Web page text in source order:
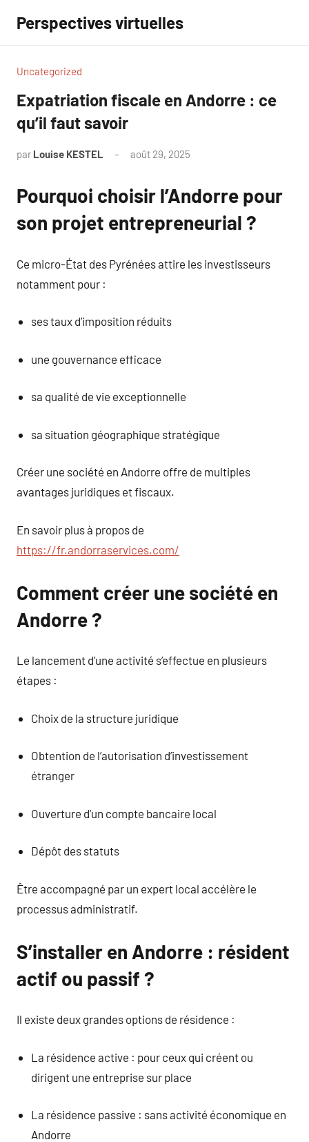
contenu
Perspectives virtuelles
Uncategorized
Expatriation fiscale en Andorre : ce
qu’il faut savoir
par Louise KESTEL août 29, 2025
Pourquoi choisir l’Andorre pour
son projet entrepreneurial ?
Ce micro-État des Pyrénées attire les investisseurs
notamment pour :
ses taux d’imposition réduits
une gouvernance efficace
sa qualité de vie exceptionnelle
sa situation géographique stratégique
Créer une société en Andorre offre de multiples
avantages juridiques et fiscaux.
En savoir plus à propos de
https://fr.andorraservices.com/
Comment créer une société en
Andorre ?
Le lancement d’une activité s’effectue en plusieurs
étapes :
Choix de la structure juridique
Obtention de l’autorisation d’investissement
étranger
Ouverture d’un compte bancaire local
Dépôt des statuts
Être accompagné par un expert local accélère le
processus administratif.
S’installer en Andorre : résident
actif ou passif ?
Il existe deux grandes options de résidence :
La résidence active : pour ceux qui créent ou
dirigent une entreprise sur place
La résidence passive : sans activité économique en
Andorre